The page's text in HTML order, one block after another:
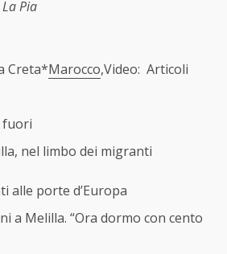
Pia
Creta*Marocco,Video: Articoli
fuori
nel limbo dei migranti
alle porte d’Europa
a Melilla. “Ora dormo con cento